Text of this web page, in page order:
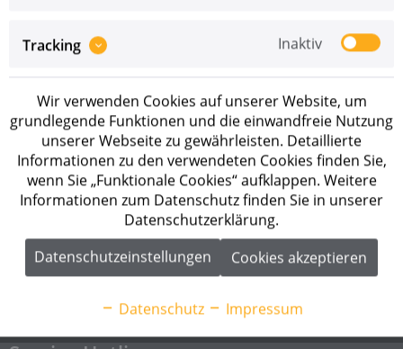
Preise sind erst nach erfolgreicherRegistrierung als
Geschäftskunde sichtbar.
Merken
Artikel-Nr.: 1030130205
Beschreibung
Solax X3-Forth-110K 110 kW Projektwechselrichter mit
Tracking Inaktiv
Wir verwenden Cookies auf unserer Website, um
grundlegende Funktionen und die einwandfreie Nutzung
unserer Webseite zu gewährleisten. Detaillierte
Informationen zu den verwendeten Cookies finden Sie,
wenn Sie „Funktionale Cookies“ aufklappen. Weitere
Informationen zum Datenschutz finden Sie in unserer
Datenschutzerklärung.
Datenschutzeinstellungen
Cookies akzeptieren
Datenschutz Impressum